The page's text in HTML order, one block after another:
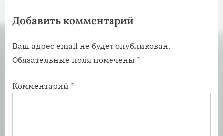
а
и
с
:
з
п
и
ь
Добавить комментарий
Ваш адрес email не будет опубликован.
Обязательные поля помечены *
Комментарий *